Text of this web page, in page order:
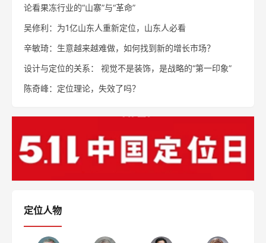
论看果冻行业的“山寨”与“革命”
吴修利：为1亿山东人重新定位，山东人必看
辛敏琦：生意越来越难做，如何找到新的增长市场？
设计与定位的关系： 视觉不是装饰，是战略的“第一印象”
陈奇峰：定位理论，失效了吗？
定位人物